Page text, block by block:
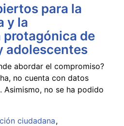
para la
y la
de
adolescentes
abordar el compromiso?
no cuenta con datos
no se ha podido
ciudadana